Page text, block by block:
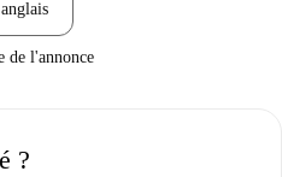
de l'annonce
?